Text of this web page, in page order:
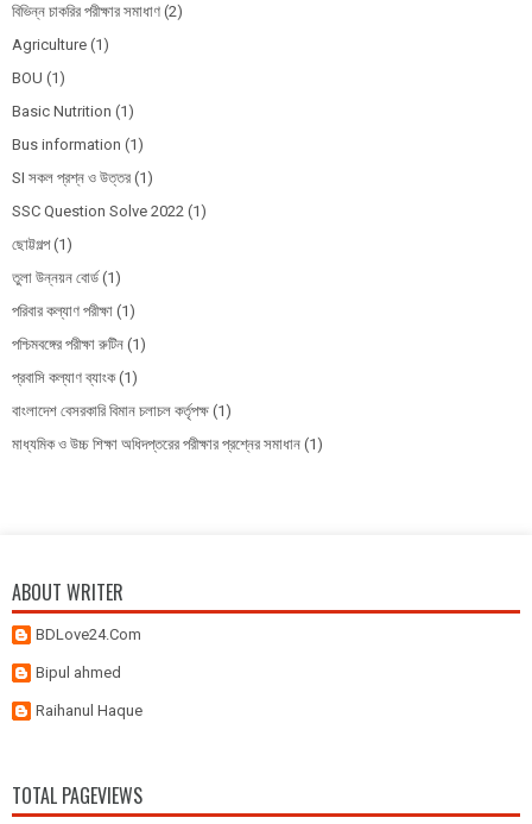
বিভিন্ন চাকরির পরীক্ষার সমাধাণ (2)
Agriculture (1)
BOU (1)
Basic Nutrition (1)
Bus information (1)
SI সকল প্রশ্ন ও উত্তর (1)
SSC Question Solve 2022 (1)
ছোট্টগল্প (1)
তুলা উন্নয়ন বোর্ড (1)
পরিবার কল্যাণ পরীক্ষা (1)
পশ্চিমবঙ্গের পরীক্ষা রুটিন (1)
প্রবাসি কল্যাণ ব্যাংক (1)
বাংলাদেশ বেসরকারি বিমান চলাচল কর্তৃপক্ষ (1)
মাধ্যমিক ও উচ্চ শিক্ষা অধিদপ্তরের পরীক্ষার প্রশ্নের সমাধান (1)
ABOUT WRITER
BDLove24.Com
Bipul ahmed
Raihanul Haque
TOTAL PAGEVIEWS